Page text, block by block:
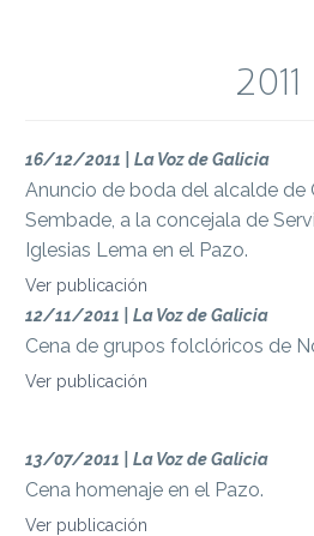
2011
16/12/2011 | La Voz de Galicia
Anuncio de boda del alcalde de
Sembade, a la concejala de
Iglesias Lema en el Pazo.
Ver publicación
12/11/2011 | La Voz de Galicia
Cena de grupos folclóricos de
Ver publicación
13/07/2011 | La Voz de Galicia
Cena homenaje en el Pazo.
Ver publicación